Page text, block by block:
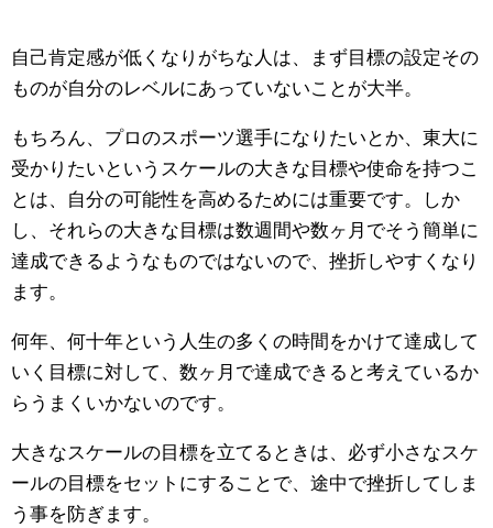
自己肯定感が低くなりがちな人は、まず目標の設定その
ものが自分のレベルにあっていないことが大半。
もちろん、プロのスポーツ選手になりたいとか、東大に
受かりたいというスケールの大きな目標や使命を持つこ
とは、自分の可能性を高めるためには重要です。しか
し、それらの大きな目標は数週間や数ヶ月でそう簡単に
達成できるようなものではないので、挫折しやすくなり
ます。
何年、何十年という人生の多くの時間をかけて達成して
いく目標に対して、数ヶ月で達成できると考えているか
らうまくいかないのです。
大きなスケールの目標を立てるときは、必ず小さなスケ
ールの目標をセットにすることで、途中で挫折してしま
う事を防ぎます。